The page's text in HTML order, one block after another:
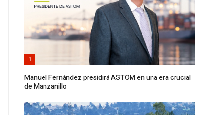
1
Manuel Fernández presidirá ASTOM en una era crucial
de Manzanillo